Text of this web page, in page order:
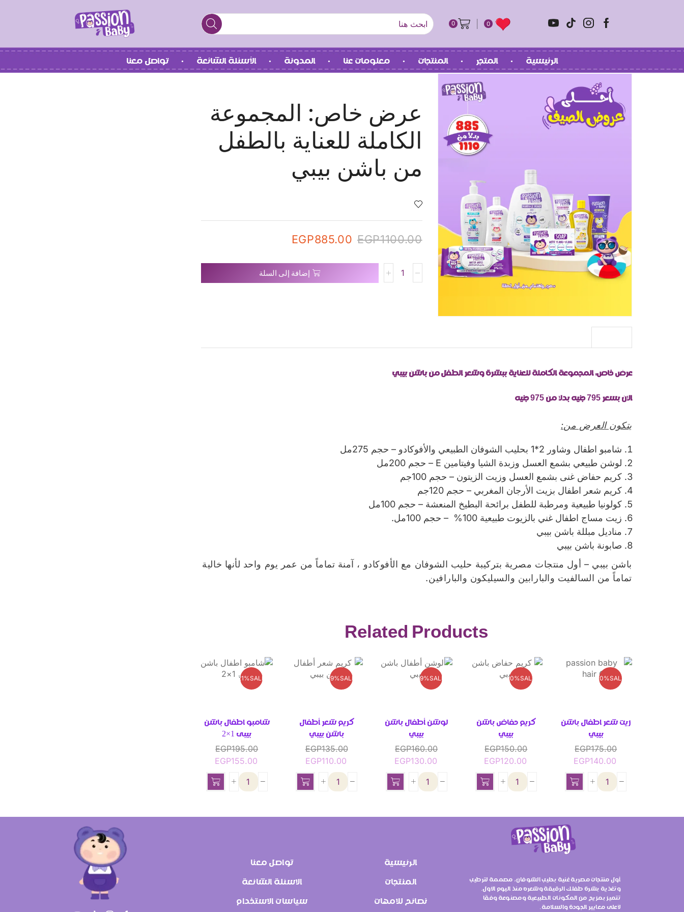
0
0
الرئيسية المتجر المنتجات معلومات عنا المدونة الأسئلة الشائعة تواصل معنا
عرض خاص: المجموعة
الكاملة للعناية بالطفل
من باشن بيبي
EGP1100.00
EGP885.00
إضافة إلى السلة
عرض خاص: المجموعة الكاملة للعناية ببشرة وشعر الطفل من باشن بيبي
الان بسعر 795 جنيه بدلا من 975 جنيه
يتكون العرض من:
شامبو اطفال وشاور 2*1 بحليب الشوفان الطبيعي والأفوكادو – حجم 275مل
لوشن طبيعي بشمع العسل وزبدة الشيا وفيتامين E – حجم 200مل
كريم حفاض غنى بشمع العسل وزيت الزيتون – حجم 100جم
كريم شعر اطفال بزيت الأرجان المغربي – حجم 120جم
كولونيا طبيعية ومرطبة للطفل برائحة البطيخ المنعشة – حجم 100مل
زيت مساج اطفال غني بالزيوت طبيعية 100% – حجم 100مل.
مناديل مبللة باشن بيبي
صابونة باشن بيبي
باشن بيبي – أول منتجات مصرية بتركيبة حليب الشوفان مع الأفوكادو ، آمنة تماماً من عمر يوم واحد لأنها خالية
تماماً من السالفيت والبارابين والسيليكون والبارافين.
Related Products
SALE
20%
زيت شعر اطفال باشن
بيبي
EGP175.00
EGP140.00
SALE
20%
كريم حفاض باشن
بيبي
EGP150.00
EGP120.00
SALE
19%
لوشن أطفال باشن
بيبي
EGP160.00
EGP130.00
SALE
19%
كريم شعر أطفال
باشن بيبي
EGP135.00
EGP110.00
SALE
21%
شامبو اطفال باشن
بيبى 1×2​
EGP195.00
EGP155.00
أول منتجات مصرية غنية بحليب الشوفان، مصممة لترطيب
وتغذية بشرة طفلك الرقيقة وشعره منذ اليوم الأول.
تتميز بمزيج من المكونات الطبيعية ومصنوعة وفقًا
لأعلى معايير الجودة والسلامة.
الرئيسية
المنتجات
نصائح للامهات
تواصل معنا
الاسئلة الشائعة
سياسات الاستخدام